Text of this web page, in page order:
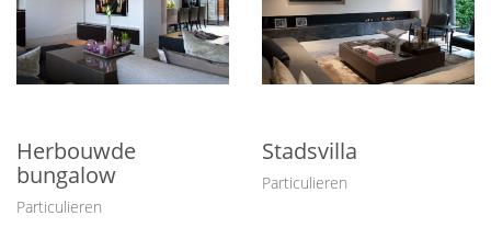
Herbouwde
bungalow
Particulieren
Stadsvilla
Particulieren